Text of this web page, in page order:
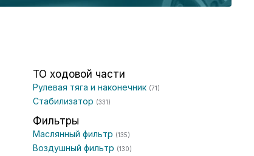
ТО ходовой части
Рулевая тяга и наконечник (71)
Стабилизатор (331)
Фильтры
Маслянный фильтр (135)
Воздушный фильтр (130)